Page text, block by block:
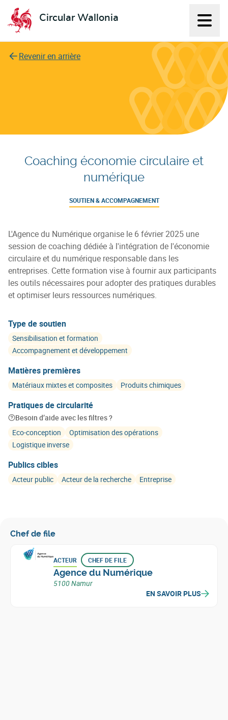
Circular Wallonia
L'économie circulaire
Revenir en arrière
Coaching économie circulaire et
numérique
SOUTIEN & ACCOMPAGNEMENT
L'Agence du Numérique organise le 6 février 2025 une
session de coaching dédiée à l'intégration de l'économie
circulaire et du numérique responsable dans les
entreprises. Cette formation vise à fournir aux participants
les outils nécessaires pour adopter des pratiques durables
et optimiser leurs ressources numériques.
Type de soutien
Sensibilisation et formation
Accompagnement et développement
Matières premières
Matériaux mixtes et composites Produits chimiques
Pratiques de circularité
Besoin d’aide avec les filtres ?
Eco-conception
Optimisation des opérations
Logistique inverse
Publics cibles
Acteur public Acteur de la recherche Entreprise
Chef de file
ACTEUR CHEF DE FILE
Agence du Numérique
5100 Namur
EN SAVOIR PLUS